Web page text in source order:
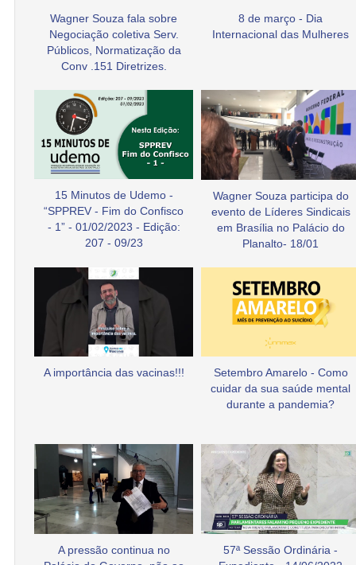
Wagner Souza fala sobre
Negociação coletiva Serv.
Públicos, Normatização da
Conv .151 Diretrizes.
8 de março - Dia
Internacional das Mulheres
15 Minutos de Udemo -
“SPPREV - Fim do Confisco
- 1” - 01/02/2023 - Edição:
207 - 09/23
Wagner Souza participa do
evento de Líderes Sindicais
em Brasília no Palácio do
Planalto- 18/01
A importância das vacinas!!!
Setembro Amarelo - Como
cuidar da sua saúde mental
durante a pandemia?
A pressão continua no
57ª Sessão Ordinária -